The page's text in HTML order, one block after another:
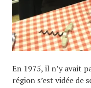
En 1975, il n’y avait
région s’est vidée de